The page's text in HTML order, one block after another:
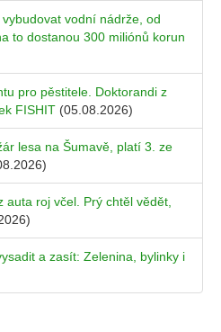
vodní nádrže, od
to dostanou 300 miliónů korun
pro pěstitele. Doktorandi z
FISHIT (05.08.2026)
lesa na Šumavě, platí 3. ze
auta roj včel. Prý chtěl vědět,
a zasít: Zelenina, bylinky i